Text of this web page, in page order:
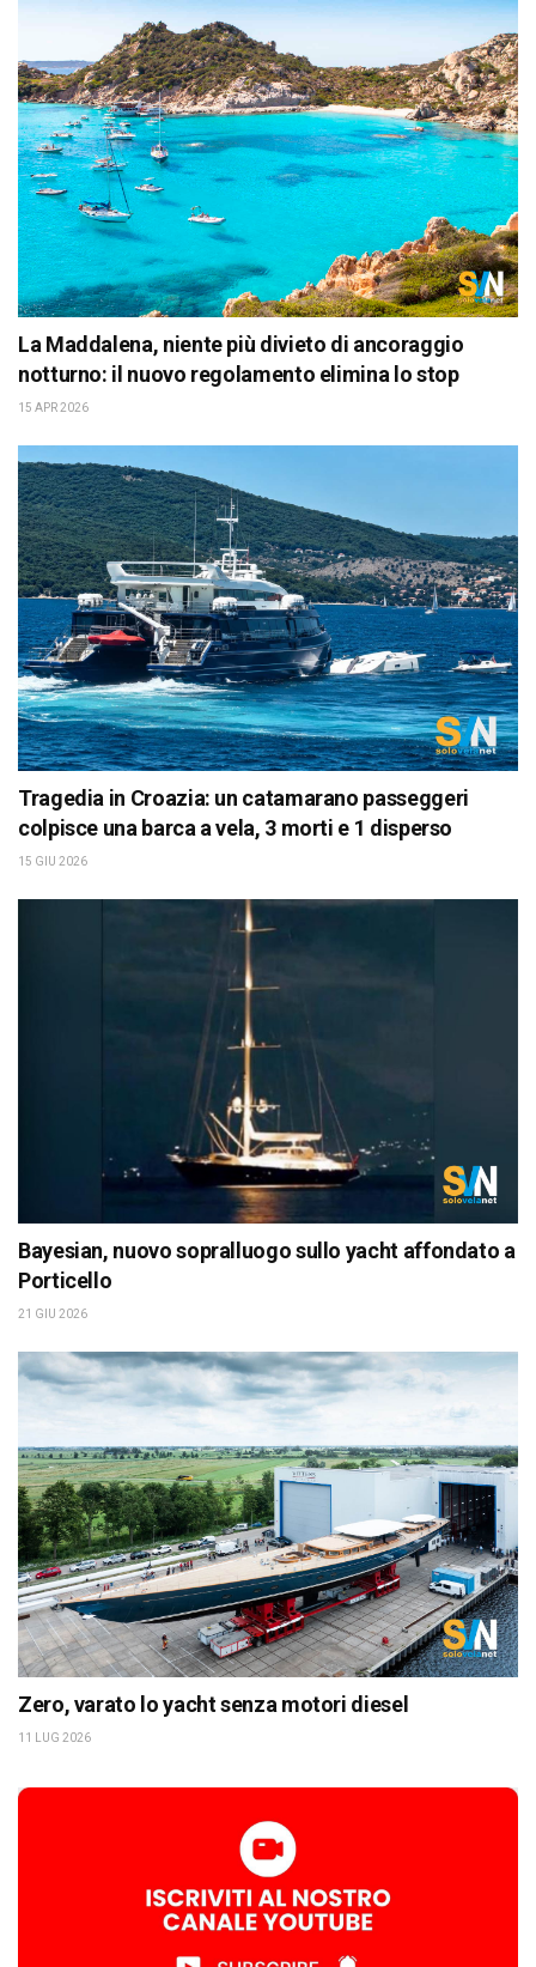
La Maddalena, niente più divieto di ancoraggio
notturno: il nuovo regolamento elimina lo stop
15 APR 2026
Tragedia in Croazia: un catamarano passeggeri
colpisce una barca a vela, 3 morti e 1 disperso
15 GIU 2026
Bayesian, nuovo sopralluogo sullo yacht affondato a
Porticello
21 GIU 2026
Zero, varato lo yacht senza motori diesel
11 LUG 2026